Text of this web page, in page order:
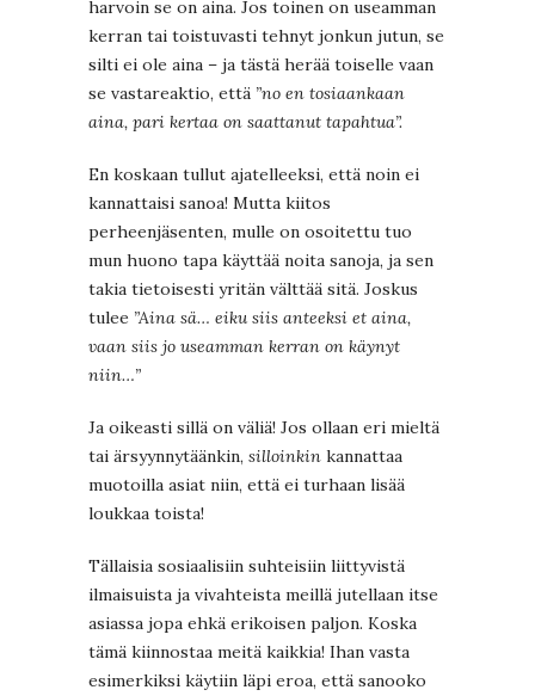
harvoin se on aina. Jos toinen on useamman
kerran tai toistuvasti tehnyt jonkun jutun, se
silti ei ole aina – ja tästä herää toiselle vaan
se vastareaktio, että ”no en tosiaankaan
aina, pari kertaa on saattanut tapahtua”.
En koskaan tullut ajatelleeksi, että noin ei
kannattaisi sanoa! Mutta kiitos
perheenjäsenten, mulle on osoitettu tuo
mun huono tapa käyttää noita sanoja, ja sen
takia tietoisesti yritän välttää sitä. Joskus
tulee ”Aina sä… eiku siis anteeksi et aina,
vaan siis jo useamman kerran on käynyt
niin…”
Ja oikeasti sillä on väliä! Jos ollaan eri mieltä
tai ärsyynnytäänkin, silloinkin kannattaa
muotoilla asiat niin, että ei turhaan lisää
loukkaa toista!
Tällaisia sosiaalisiin suhteisiin liittyvistä
ilmaisuista ja vivahteista meillä jutellaan itse
asiassa jopa ehkä erikoisen paljon. Koska
tämä kiinnostaa meitä kaikkia! Ihan vasta
esimerkiksi käytiin läpi eroa, että sanooko